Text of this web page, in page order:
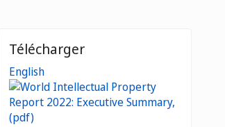
Télécharger
English